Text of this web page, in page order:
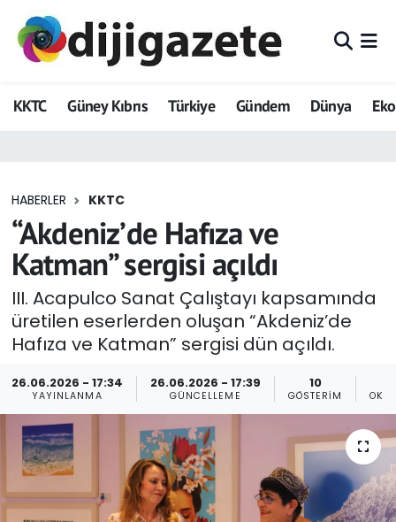
KKTC Güney Kıbrıs Türkiye Gündem Dünya
HABERLER KKTC
“Akdeniz’de Hafıza ve
Katman” sergisi açıldı
III. Acapulco Sanat Çalıştayı kapsamında
üretilen eserlerden oluşan “Akdeniz’de
Hafıza ve Katman” sergisi dün açıldı.
26.06.2026 - 17:34
YAYINLANMA
26.06.2026 - 17:39
GÜNCELLEME
10
GÖSTERIM
ADVERTORIAL
Dijigazete
Eğitim
Ekonomi
Foto Galeri
GEZİ
Güncel
Gündem
KKTC
Hava Durumu
Trafik Durumu
Tüm Manşetler
Son Dakika Haberleri
Haber Arşivi